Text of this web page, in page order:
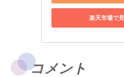
楽天市場で
コメント